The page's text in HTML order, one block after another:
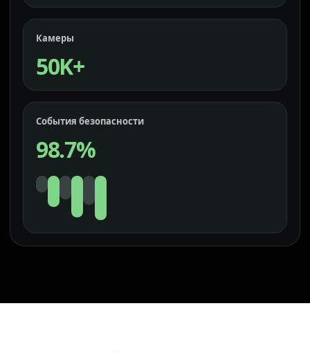
Камеры
50K+
События безопасности
98.7%